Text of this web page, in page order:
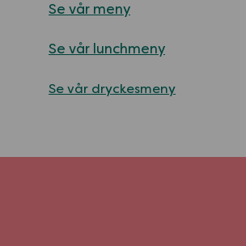
Se vår meny
Se vår lunchmeny
Se vår dryckesmeny